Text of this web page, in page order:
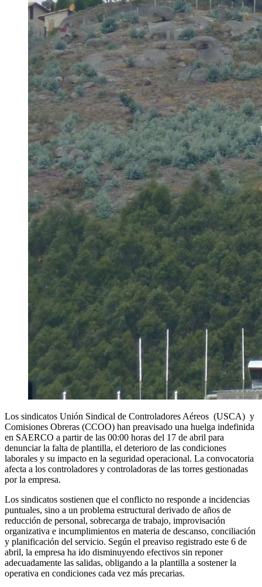
Los sindicatos Unión Sindical de Controladores Aéreos (USCA) y
Comisiones Obreras (CCOO) han preavisado una huelga indefinida
en SAERCO a partir de las 00:00 horas del 17 de abril para
denunciar la falta de plantilla, el deterioro de las condiciones
laborales y su impacto en la seguridad operacional. La convocatoria
afecta a los controladores y controladoras de las torres gestionadas
por la empresa.
Los sindicatos sostienen que el conflicto no responde a incidencias
puntuales, sino a un problema estructural derivado de años de
reducción de personal, sobrecarga de trabajo, improvisación
organizativa e incumplimientos en materia de descanso, conciliación
y planificación del servicio. Según el preaviso registrado este 6 de
abril, la empresa ha ido disminuyendo efectivos sin reponer
adecuadamente las salidas, obligando a la plantilla a sostener la
operativa en condiciones cada vez más precarias.